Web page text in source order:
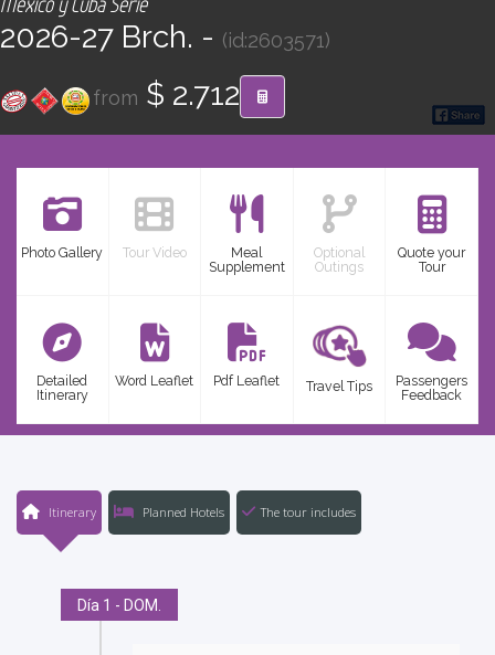
Find your Tour
2026-27 Brch. - (id:2603571)
from $ 2.712
Photo Gallery Tour Video
Meal
Supplement
Optional
Outings
Quote your
Tour
Detailed
Itinerary
Word Leaflet Pdf Leaflet Travel Tips
Passengers
Feedback
Itinerary Planned Hotels The tour includes
Día 1 - DOM.